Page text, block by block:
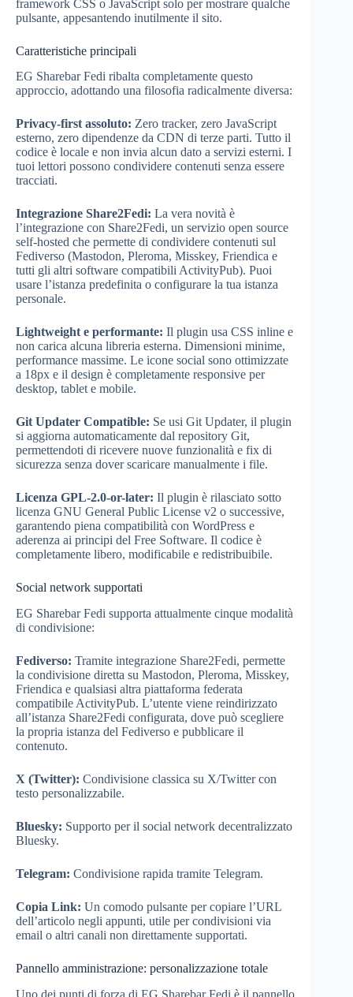
framework CSS o JavaScript solo per mostrare qualche
pulsante, appesantendo inutilmente il sito.
Caratteristiche principali
EG Sharebar Fedi ribalta completamente questo
approccio, adottando una filosofia radicalmente diversa:
Privacy-first assoluto: Zero tracker, zero JavaScript
esterno, zero dipendenze da CDN di terze parti. Tutto il
codice è locale e non invia alcun dato a servizi esterni. I
tuoi lettori possono condividere contenuti senza essere
tracciati.
Integrazione Share2Fedi: La vera novità è
l’integrazione con Share2Fedi, un servizio open source
self-hosted che permette di condividere contenuti sul
Fediverso (Mastodon, Pleroma, Misskey, Friendica e
tutti gli altri software compatibili ActivityPub). Puoi
usare l’istanza predefinita o configurare la tua istanza
personale.
Lightweight e performante: Il plugin usa CSS inline e
non carica alcuna libreria esterna. Dimensioni minime,
performance massime. Le icone social sono ottimizzate
a 18px e il design è completamente responsive per
desktop, tablet e mobile.
Git Updater Compatible: Se usi Git Updater, il plugin
si aggiorna automaticamente dal repository Git,
permettendoti di ricevere nuove funzionalità e fix di
sicurezza senza dover scaricare manualmente i file.
Licenza GPL-2.0-or-later: Il plugin è rilasciato sotto
licenza GNU General Public License v2 o successive,
garantendo piena compatibilità con WordPress e
aderenza ai principi del Free Software. Il codice è
completamente libero, modificabile e redistribuibile.
Social network supportati
EG Sharebar Fedi supporta attualmente cinque modalità
di condivisione:
Fediverso: Tramite integrazione Share2Fedi, permette
la condivisione diretta su Mastodon, Pleroma, Misskey,
Friendica e qualsiasi altra piattaforma federata
compatibile ActivityPub. L’utente viene reindirizzato
all’istanza Share2Fedi configurata, dove può scegliere
la propria istanza del Fediverso e pubblicare il
contenuto.
X (Twitter): Condivisione classica su X/Twitter con
testo personalizzabile.
Bluesky: Supporto per il social network decentralizzato
Bluesky.
Telegram: Condivisione rapida tramite Telegram.
Copia Link: Un comodo pulsante per copiare l’URL
dell’articolo negli appunti, utile per condivisioni via
email o altri canali non direttamente supportati.
Pannello amministrazione: personalizzazione totale
Uno dei punti di forza di EG Sharebar Fedi è il pannello